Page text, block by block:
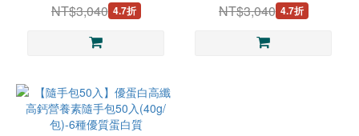
NT$3,040 4.7折
NT$3,040 4.7折